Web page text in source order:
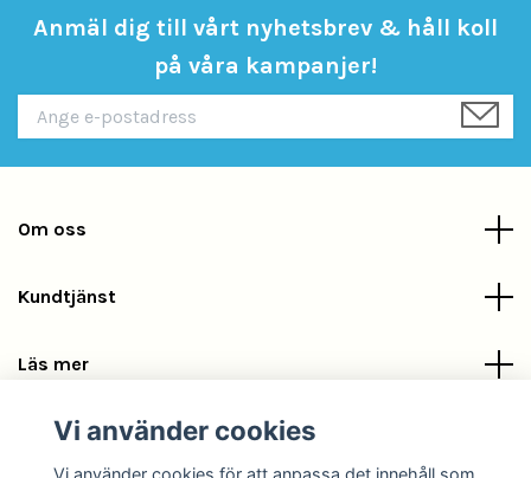
Anmäl dig till vårt nyhetsbrev & håll koll
på våra kampanjer!
Om oss
Kundtjänst
Läs mer
Sociala medier
Vi använder cookies
Vi använder cookies för att anpassa det innehåll som